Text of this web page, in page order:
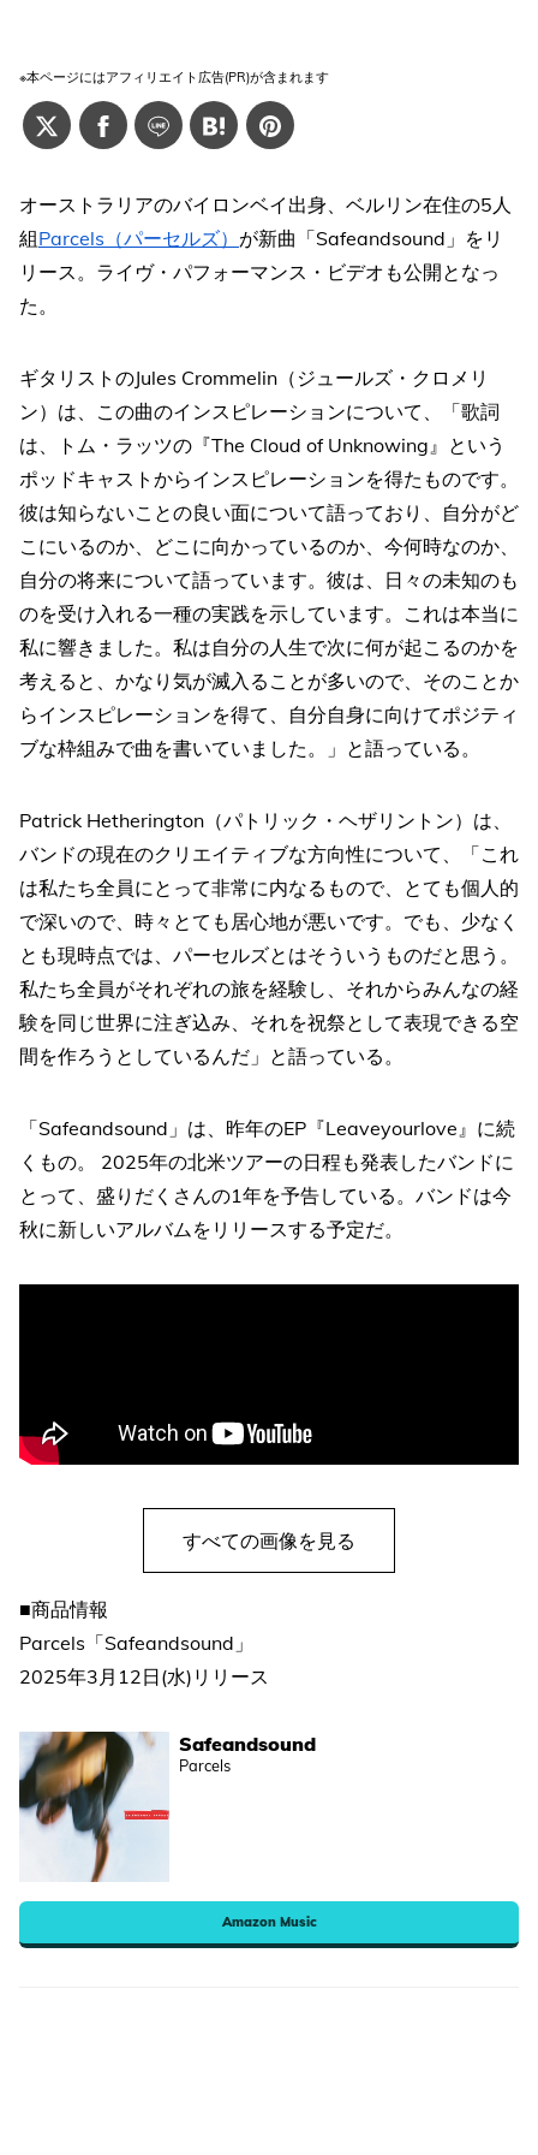
※本ページにはアフィリエイト広告(PR)が含まれます
オーストラリアのバイロンベイ出身、ベルリン在住の5人
組Parcels（パーセルズ） が新曲「Safeandsound」をリ
リース。ライヴ・パフォーマンス・ビデオも公開となっ
た。
ギタリストのJules Crommelin（ジュールズ・クロメリ
ン）は、この曲のインスピレーションについて、「歌詞
は、トム・ラッツの『The Cloud of Unknowing』という
ポッドキャストからインスピレーションを得たものです。
彼は知らないことの良い面について語っており、自分がど
こにいるのか、どこに向かっているのか、今何時なのか、
自分の将来について語っています。彼は、日々の未知のも
のを受け入れる一種の実践を示しています。これは本当に
私に響きました。私は自分の人生で次に何が起こるのかを
考えると、かなり気が滅入ることが多いので、そのことか
らインスピレーションを得て、自分自身に向けてポジティ
ブな枠組みで曲を書いていました。」と語っている。
Patrick Hetherington（パトリック・ヘザリントン）は、
バンドの現在のクリエイティブな方向性について、「これ
は私たち全員にとって非常に内なるもので、とても個人的
で深いので、時々とても居心地が悪いです。でも、少なく
とも現時点では、パーセルズとはそういうものだと思う。
私たち全員がそれぞれの旅を経験し、それからみんなの経
験を同じ世界に注ぎ込み、それを祝祭として表現できる空
間を作ろうとしているんだ」と語っている。
「Safeandsound」は、昨年のEP『Leaveyourlove』に続
くもの。 2025年の北米ツアーの日程も発表したバンドに
とって、盛りだくさんの1年を予告している。バンドは今
秋に新しいアルバムをリリースする予定だ。
すべての画像を見る
■商品情報
Parcels「Safeandsound」
2025年3月12日(水)リリース
Safeandsound
Parcels
Amazon Music